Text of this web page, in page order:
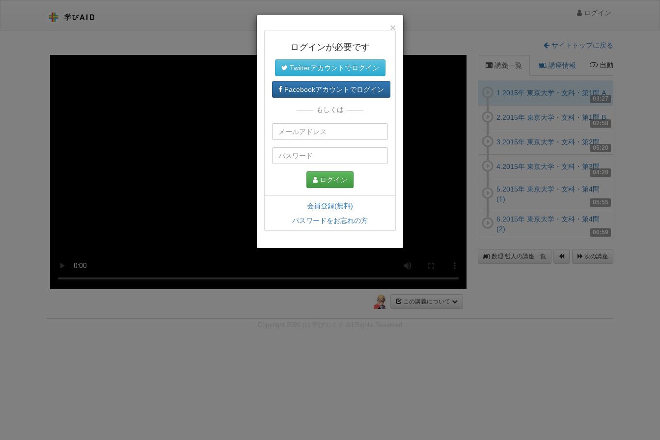
ログイン
サイトトップに戻る
この講義について
講義一覧 講座情報 自動
03:27
1.2015年 東京大学・文科・第1問 A
02:58
2.2015年 東京大学・文科・第1問 B
05:20
3.2015年 東京大学・文科・第2問
04:28
4.2015年 東京大学・文科・第3問
05:55
5.2015年 東京大学・文科・第4問
(1)
00:59
6.2015年 東京大学・文科・第4問
(2)
数理 哲人の講座一覧 次の講座
×
ログインが必要です
Twitterアカウントでログイン
Facebookアカウントでログイン
もしくは
ログイン
会員登録(無料)
パスワードをお忘れの方